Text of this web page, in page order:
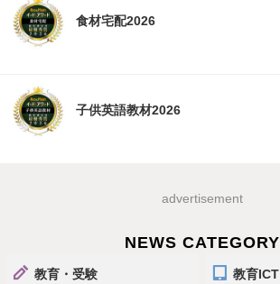
食材宅配2026
子供英語教材2026
advertisement
NEWS CATEGORY
教育・受験 教育ICT